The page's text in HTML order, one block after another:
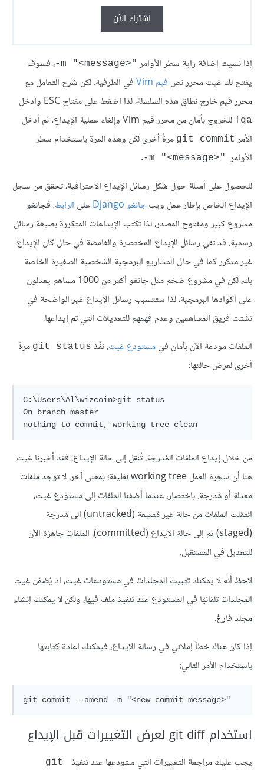
اشترك الآن
إذا نسيت إضافة راية سطر الأوامر ‎-m "<message>‎‎‎"‎، فسوف
يفتح لك غيت محرر نص فيم Vim
في الطرفية. لكن شرح التعامل مع
محرر فيم خارج نطاق هذه السلسلة، لذا اضغط على مفتاح ESC وأدخل
‎!‎qa
للخروج بأمان من محرر فيم Vim وإلغاء عملية الإيداع، ثم أدخل
الأمر git commit مرةً أخرى لكن وهذه المرة باستخدام سطر
الأوامر ‎-m "<message>"‎‎‎‎
.
للحصول على أمثلة حول شكل رسائل الإيداع الاحترافية، تحقق من سجل
الإيداع الخاص بإطار عمل ويبجانغو Django على الرابط، فجانغو
مشروع كبير ومفتوح المصدر، لذا تكتب الإيداعات المتكررة بصيغة رسائل
رسمية. قد تفي رسائل الإيداع المختصرة والغامضة في حال كان الإيداع
غير متكرر كما في حال المشاريع البرمجية الشخصية الصغيرة الخاصة
بك، لكن في مشروع ضخم مثل جانغو أكثر من 1000 مساهم يعدلون
على أكوادها البرمجية، لذا ستتسبب رسائل الإيداع غير الواضحة في
تشتت فريق المساهمين وعدم فهمهم للتعديلات التي تم إيداعها.
الملفات مودعة الآن بأمان فيمستودع غيت. نفّذ git status مرةً
أخرى لعرض حالتها:
C:\Users\Al\wizcoin>git status
On branch master
من خلال إيداع الملفات المُدرجة، تُنقل إلى حالة الإيداع، فقد أخبرنا غيت
هنا أن شجرة العمل working tree نظيفة؛ بمعنى آخر، لا توجد ملفات
معدلة أو مُدرجة. باختصار، عندما أضفنا الملفات إلى مستودع غيت،
انتقلت الملفات من حالة غير مُتتبعة (untracked) إلى مُدرجة
(staged) ثم إلى حالة الإيداع (committed). الملفات جاهزة الآن
للتعديل في المستقبل.
لاحظ أنه لا يمكنك تثبيت المجلدات في مستودعات غيت، إذ يُضمّن غيت
المجلدات تلقائيًا في المستودع عند تنفيذ ملف فيها، ولكن لا يمكنك إنشاء
مجلد فارغ.
إذا كان هناك خطأ إملائي في رسالة الإيداع، فيمكنك إعادة كتابتها
باستخدام الأمر التالي:
استخدام git diff لعرض التغييرات قبل الإيداع
يجب عليك مراجعة التغييرات التي ستودعها عند تنفيذ git